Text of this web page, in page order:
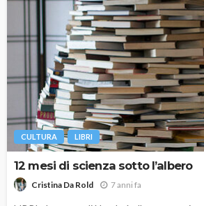
CULTURA LIBRI
12 mesi di scienza sotto l’albero
Cristina Da Rold 7 anni fa